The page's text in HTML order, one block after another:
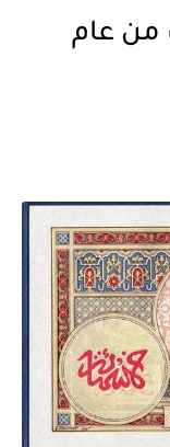
500 فرنك من عام